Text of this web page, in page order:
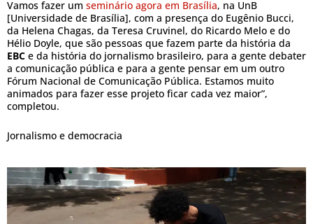
Vamos fazer um seminário agora em Brasília, na UnB
[Universidade de Brasília], com a presença do Eugênio Bucci,
da Helena Chagas, da Teresa Cruvinel, do Ricardo Melo e do
Hélio Doyle, que são pessoas que fazem parte da história da
EBC e da história do jornalismo brasileiro, para a gente debater
a comunicação pública e para a gente pensar em um outro
Fórum Nacional de Comunicação Pública. Estamos muito
animados para fazer esse projeto ficar cada vez maior”,
completou.
Jornalismo e democracia